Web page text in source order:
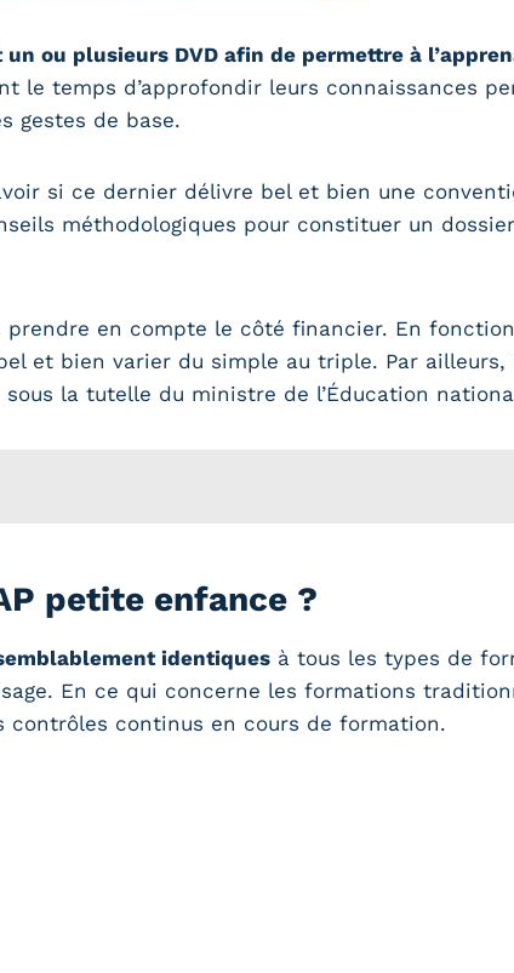
ou plusieurs DVD afin de permettre à
le temps d’approfondir leurs connaissances
gestes de base.
si ce dernier délivre bel et bien une
méthodologiques pour constituer un dossier
en compte le côté financier. En
et bien varier du simple au triple. Par ailleurs,
la tutelle du ministre de l’Éducation
petite enfance ?
identiques à tous les types de
En ce qui concerne les formations
continus en cours de formation.